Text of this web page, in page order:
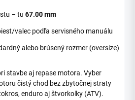
– tu 67.00 mm
valec podľa servisného manuálu
alebo brúsený rozmer (oversize)
stavbe aj repase motora. Vyber
čistý chod bez zbytočnej straty
enduro aj štvorkolky (ATV).